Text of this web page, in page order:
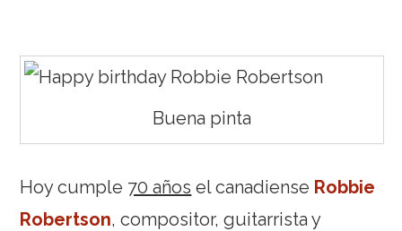
Buena pinta
Hoy cumple 70 años el canadiense Robbie
Robertson, compositor, guitarrista y